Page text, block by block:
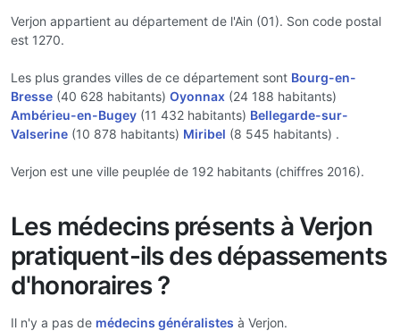
Verjon appartient au département de l'Ain (01). Son code postal
est 1270.
Les plus grandes villes de ce département sont Bourg-en-
Bresse (40 628 habitants) Oyonnax (24 188 habitants)
Ambérieu-en-Bugey (11 432 habitants) Bellegarde-sur-
Valserine (10 878 habitants) Miribel (8 545 habitants) .
Verjon est une ville peuplée de 192 habitants (chiffres 2016).
Les médecins présents à Verjon
pratiquent-ils des dépassements
d'honoraires ?
Il n'y a pas de médecins généralistes à Verjon.